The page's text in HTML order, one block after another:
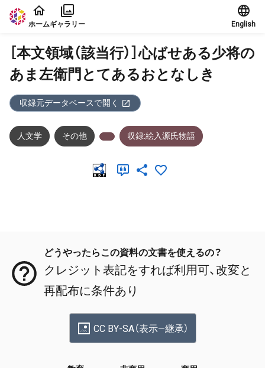
本文に飛ぶ
ホームギャラリー English
［本文領域（該当行）］心ばせある少将の
あま左衛門とてあるおとなしき
収録元データベースで開く
人文学 その他 収録:絵入源氏物語
どうやったらこの資料の文書を使えるの？
クレジット表記をすれば利用可、改変と
再配布に条件あり
CC BY-SA（表示—継承）